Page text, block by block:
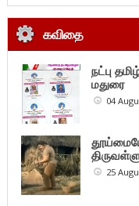
கவிதை
நட்பு
மதுரை
04
25